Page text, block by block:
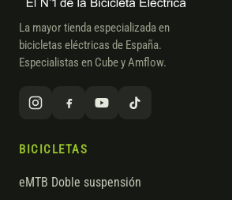
La mayor tienda especializada en
bicicletas eléctricas de España.
Especialistas en Cube y Amflow.
BICICLETAS
eMTB Doble suspensión